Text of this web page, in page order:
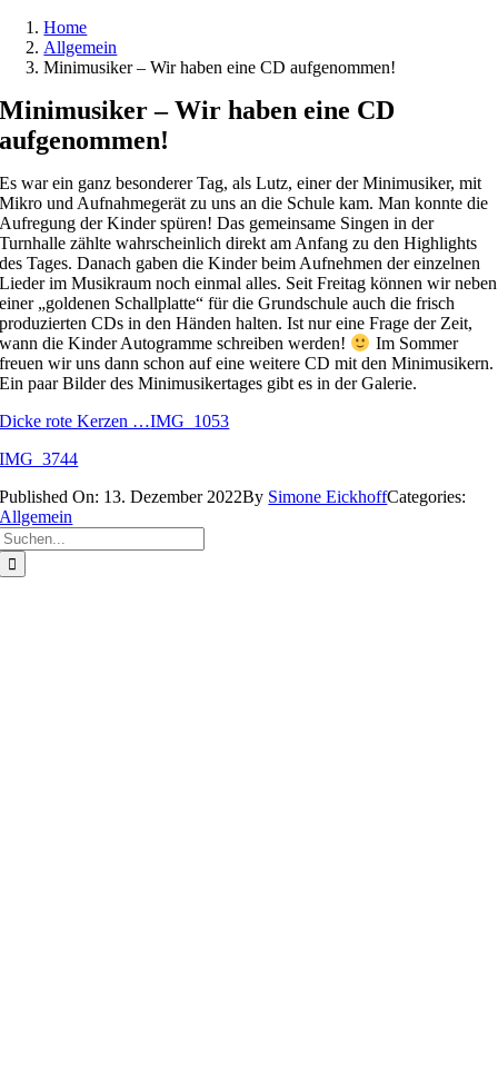
Home
Allgemein
Minimusiker – Wir haben eine CD aufgenommen!
Minimusiker – Wir haben eine CD
aufgenommen!
Es war ein ganz besonderer Tag, als Lutz, einer der Minimusiker, mit
Mikro und Aufnahmegerät zu uns an die Schule kam. Man konnte die
Aufregung der Kinder spüren! Das gemeinsame Singen in der
Turnhalle zählte wahrscheinlich direkt am Anfang zu den Highlights
des Tages. Danach gaben die Kinder beim Aufnehmen der einzelnen
Lieder im Musikraum noch einmal alles. Seit Freitag können wir neben
einer „goldenen Schallplatte“ für die Grundschule auch die frisch
produzierten CDs in den Händen halten. Ist nur eine Frage der Zeit,
wann die Kinder Autogramme schreiben werden!
Im Sommer
freuen wir uns dann schon auf eine weitere CD mit den Minimusikern.
Ein paar Bilder des Minimusikertages gibt es in der Galerie.
Dicke rote Kerzen …IMG_1053
IMG_3744
Published On: 13. Dezember 2022By Simone EickhoffCategories:
Allgemein